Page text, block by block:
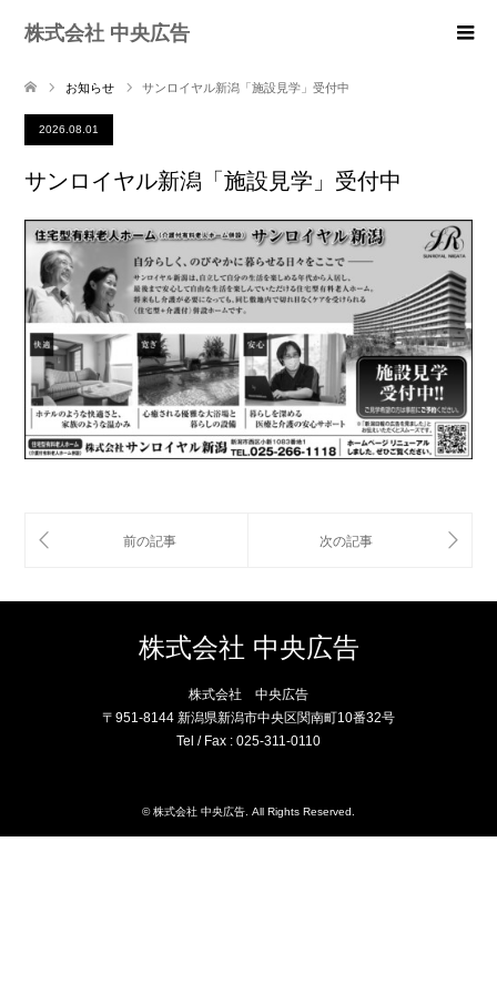
株式会社 中央広告
お知らせ サンロイヤル新潟「施設見学」受付中
2026.08.01
サンロイヤル新潟「施設見学」受付中
株式会社 中央広告
株式会社 中央広告
〒951-8144 新潟県新潟市中央区関南町10番32号
Tel / Fax : 025-311-0110
©株式会社 中央広告 . All Rights Reserved.